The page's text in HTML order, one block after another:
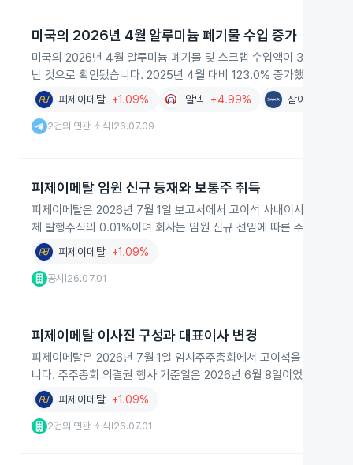
미국의 2026년 4월 알루미늄 폐기물 수입 증가
미국의 2026년 4월 알루미늄 폐기물 및 스크랩 수입액이 3억6,690
난 것으로 확인됐습니다. 2025년 4월 대비 123.0% 증가했고 2026
피제이메탈 +1.09% 알멕 +4.99% 삼아알미늄
2건의 연관 소식 26.07.09
피제이메탈 임원 신규 등재와 보통주 취득
피제이메탈은 2026년 7월 1일 보고서에서 고이석 사내이사를 신규
체 발행주식의 0.01%이며 회사는 임원 신규 선임에 따른 주식 취득
피제이메탈 +1.09%
공시 26.07.01
피제이메탈 이사진 구성과 대표이사 변경
피제이메탈은 2026년 7월 1일 임시주주총회에서 고이석을 사내이사
니다. 주주총회 의결권 행사 기준일은 2026년 6월 8일이었고 해당
피제이메탈 +1.09%
2건의 연관 소식 26.07.01